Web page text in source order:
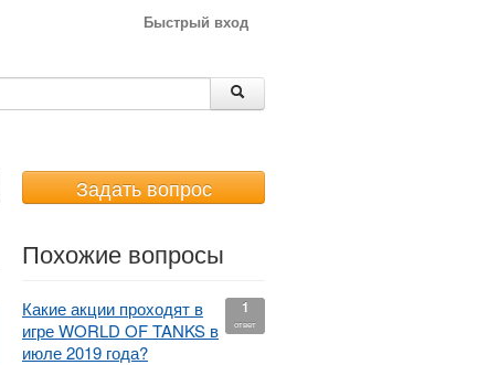
Быстрый вход
Задать вопрос
Похожие вопросы
1
ответ
Какие акции проходят в
игре WORLD OF TANKS в
июле 2019 года?